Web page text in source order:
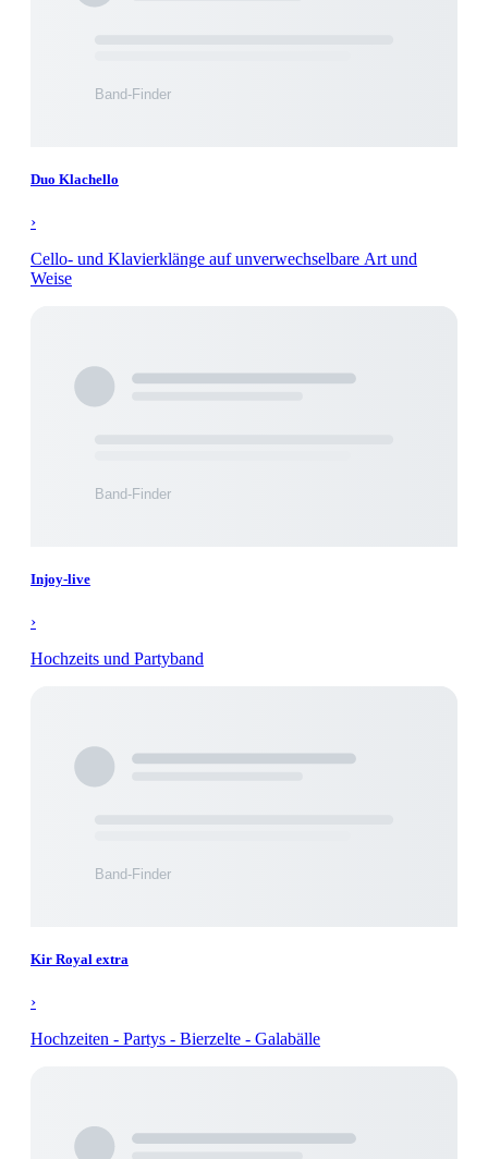
Duo Klachello
›
Cello- und Klavierklänge auf unverwechselbare Art und
Weise
Injoy-live
›
Hochzeits und Partyband
Kir Royal extra
›
Hochzeiten - Partys - Bierzelte - Galabälle